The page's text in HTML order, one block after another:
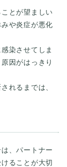
とが望ましい
や炎症が悪化
染させてしま
因がはっきり
れるまでは、
、パートナー
ることが大切